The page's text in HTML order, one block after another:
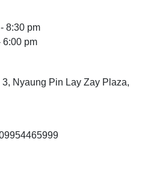
8:30 pm
pm
Nyaung Pin Lay Zay Plaza,